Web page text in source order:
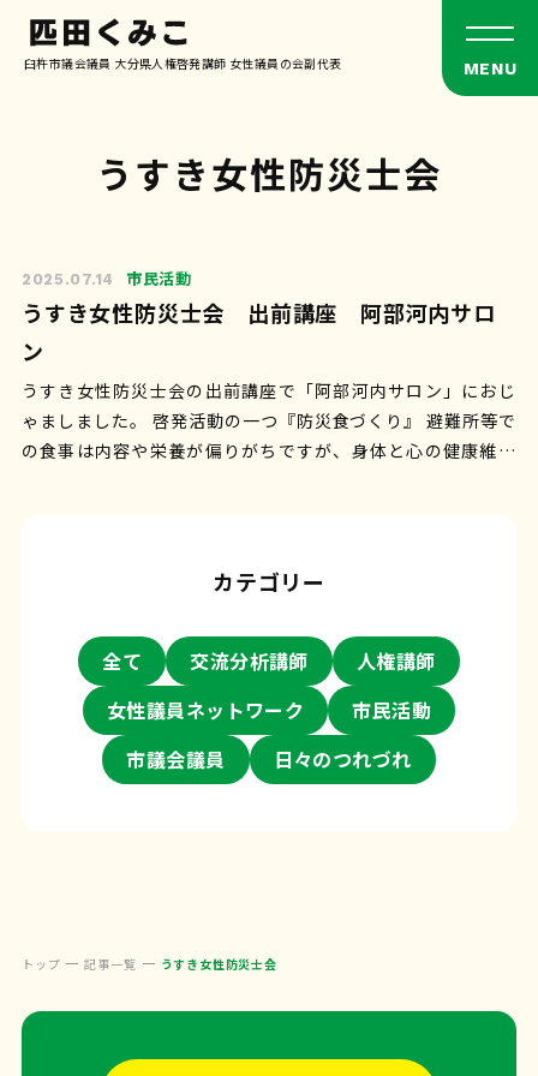
臼杵市議会議員 大分県人権啓発講師 女性議員の会副代表
うすき女性防災士会
2025.07.14 市民活動
うすき女性防災士会 出前講座 阿部河内サロ
ン
うすき女性防災士会の出前講座で「阿部河内サロン」におじ
ゃましました。 啓発活動の一つ『防災食づくり』 避難所等で
の食事は内容や栄養が偏りがちですが、身体と心の健康維持
カテゴリー
全て 交流分析講師
人権講師
女性議員ネットワーク
市民活動
市議会議員
日々のつれづれ
トップ 記事一覧 うすき女性防災士会